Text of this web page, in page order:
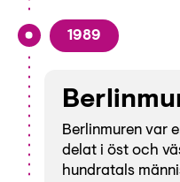
1989
Berlinmuren var
delat i öst och
hundratals